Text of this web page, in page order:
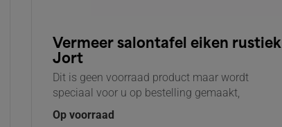
Vermeer salontafel eiken rustiek
Jort
Dit is geen voorraad product maar wordt
speciaal voor u op bestelling gemaakt,
Op voorraad